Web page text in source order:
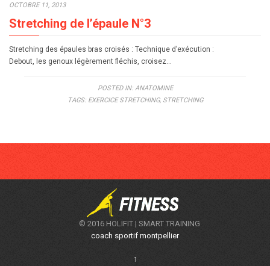
OCTOBRE 11, 2013
Stretching de l’épaule N°3
Stretching des épaules bras croisés : Technique d’exécution :
Debout, les genoux légèrement fléchis, croisez…
POSTED IN: ANATOMINE
TAGS: EXERCICE STRETCHING, STRETCHING
© 2016 HOLIFIT | SMART TRAINING
coach sportif montpellier
↑